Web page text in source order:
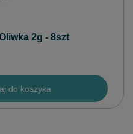
2g - 8szt
do koszyka